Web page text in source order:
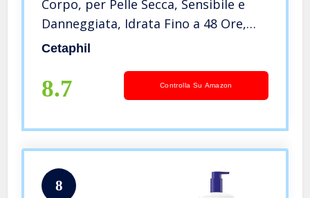
Corpo, per Pelle Secca, Sensibile e
Danneggiata, Idrata Fino a 48 Ore,
Formula Arricchita, Senza Profumo,
Cetaphil
8.7 Controlla Su Amazon
8